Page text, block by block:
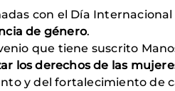
con el Día
de género.
que tiene suscrito
los derechos de las
y del fortalecimiento de